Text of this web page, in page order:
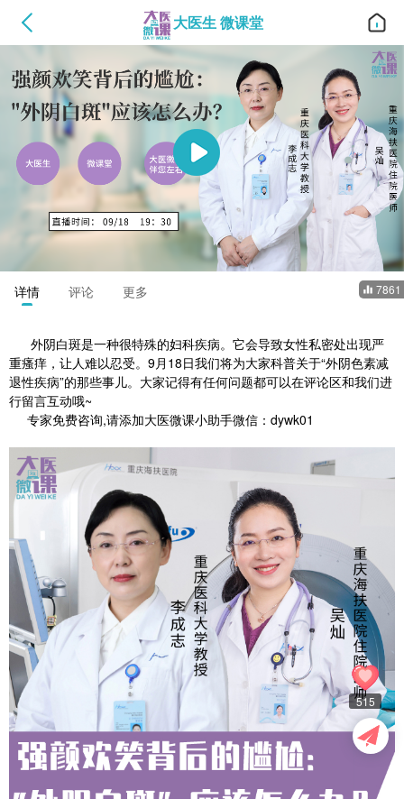
大医生 微课堂
1.0x
en
详情 评论 更多 7861
外阴白斑是一种很特殊的妇科疾病。它会导致女性私密处出现严
重瘙痒，让人难以忍受。9月18日我们将为大家科普关于“外阴色素减
退性疾病”的那些事儿。大家记得有任何问题都可以在评论区和我们进
行留言互动哦~
专家免费咨询,请添加大医微课小助手微信：dywk01
515